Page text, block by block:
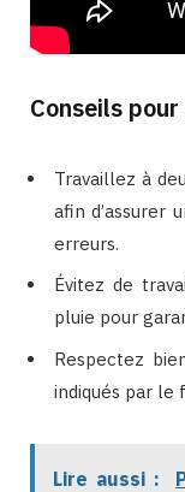
Conseils
Travaillez à
afin d’assurer
erreurs.
Évitez de
pluie pour
Respectez
indiqués par le
Lire aussi :